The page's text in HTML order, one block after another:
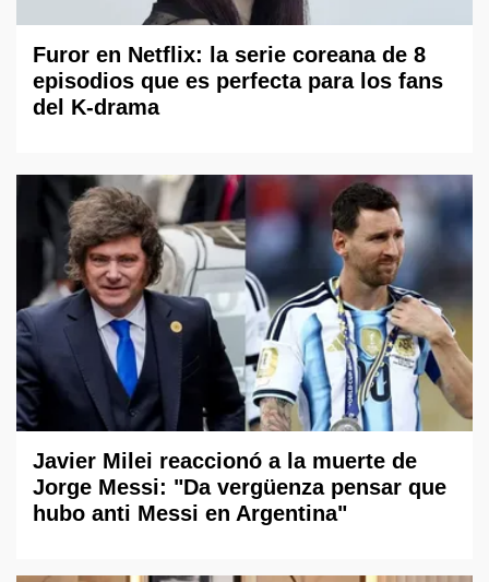
Furor en Netflix: la serie coreana de 8
episodios que es perfecta para los fans
del K-drama
Javier Milei reaccionó a la muerte de
Jorge Messi: "Da vergüenza pensar que
hubo anti Messi en Argentina"